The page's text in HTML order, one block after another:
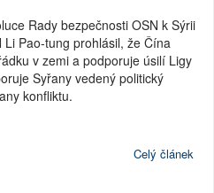
Rady bezpečnosti OSN k Sýrii
Pao-tung prohlásil, že Čína
v zemi a podporuje úsilí Ligy
Syřany vedený politický
konfliktu.
Celý článek